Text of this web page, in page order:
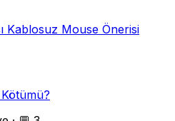
Kablosuz Mouse Önerisi